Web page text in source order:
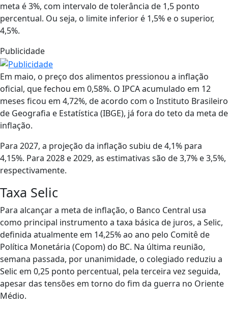
meta é 3%, com intervalo de tolerância de 1,5 ponto
percentual. Ou seja, o limite inferior é 1,5% e o superior,
4,5%.
Publicidade
Em maio, o preço dos alimentos pressionou a inflação
oficial, que fechou em 0,58%. O IPCA acumulado em 12
meses ficou em 4,72%, de acordo com o Instituto Brasileiro
de Geografia e Estatística (IBGE), já fora do teto da meta de
inflação.
Para 2027, a projeção da inflação subiu de 4,1% para
4,15%. Para 2028 e 2029, as estimativas são de 3,7% e 3,5%,
respectivamente.
Taxa Selic
Para alcançar a meta de inflação, o Banco Central usa
como principal instrumento a taxa básica de juros, a Selic,
definida atualmente em 14,25% ao ano pelo Comitê de
Política Monetária (Copom) do BC. Na última reunião,
semana passada, por unanimidade, o colegiado reduziu a
Selic em 0,25 ponto percentual, pela terceira vez seguida,
apesar das tensões em torno do fim da guerra no Oriente
Médio.